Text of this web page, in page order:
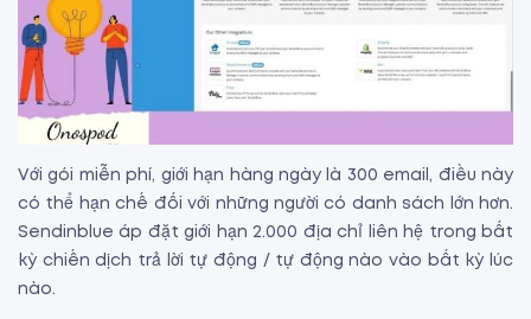
Với gói miễn phí, giới hạn hàng ngày là 300 email, điều này
có thể hạn chế đối với những người có danh sách lớn hơn.
Sendinblue áp đặt giới hạn 2.000 địa chỉ liên hệ trong bất
kỳ chiến dịch trả lời tự động / tự động nào vào bất kỳ lúc
nào.